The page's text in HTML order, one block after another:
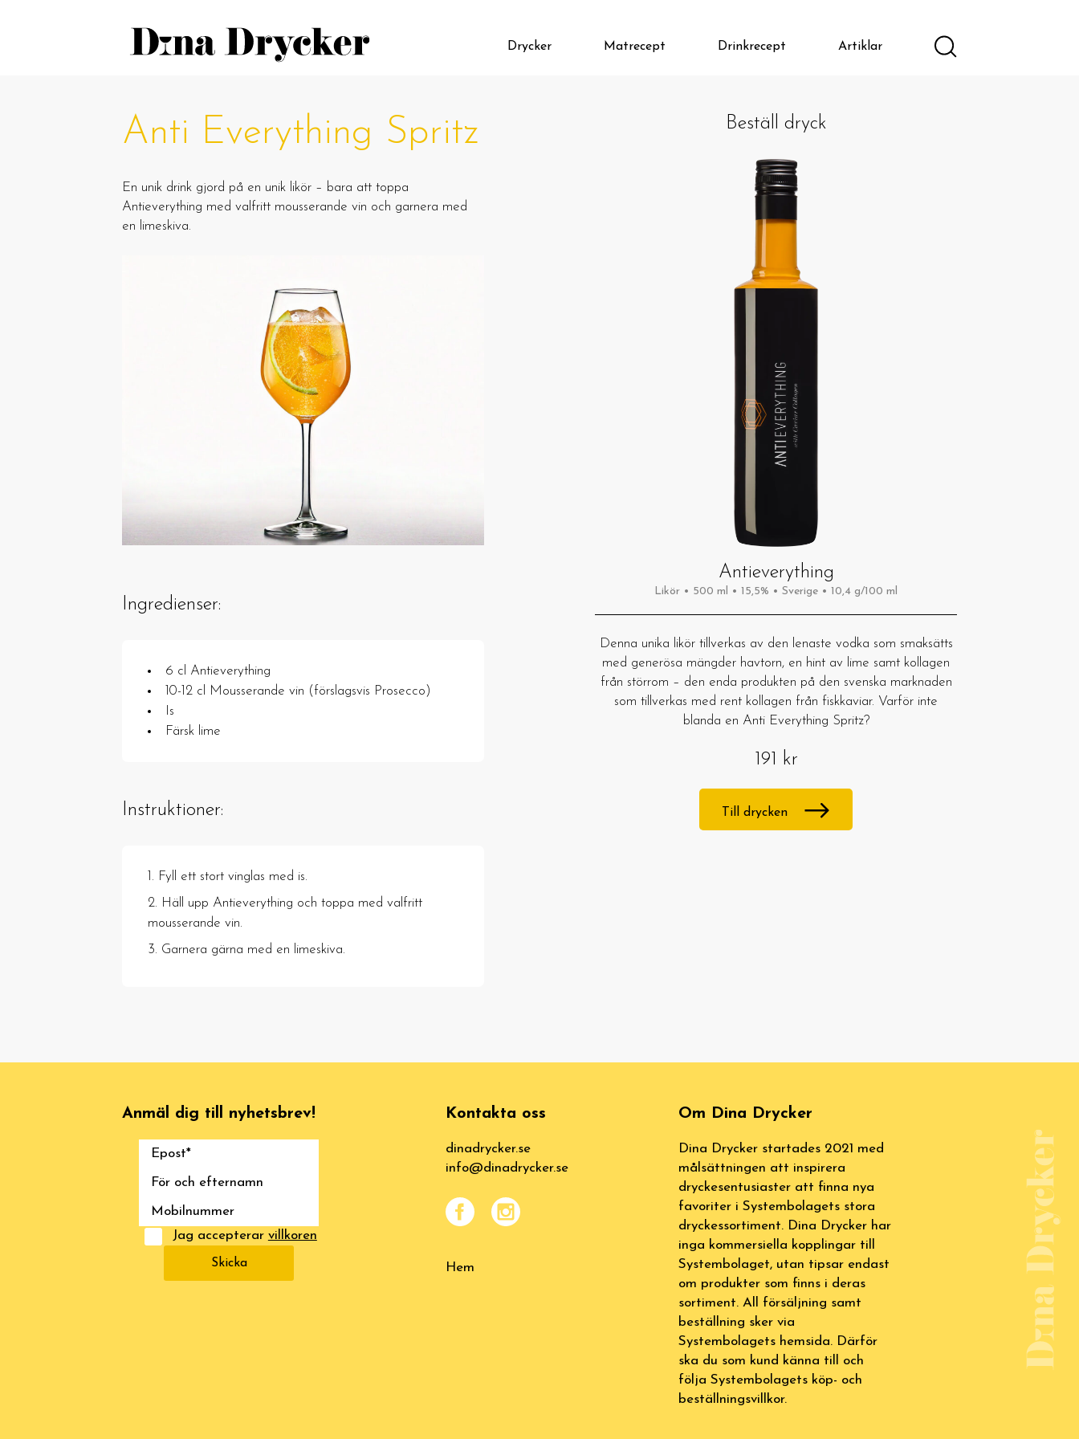
Drycker Matrecept Drinkrecept Artiklar
Anti Everything Spritz
En unik drink gjord på en unik likör – bara att toppa
Antieverything med valfritt mousserande vin och garnera med
en limeskiva.
Ingredienser:
6 cl Antieverything
10-12 cl Mousserande vin (förslagsvis Prosecco)
Is
Färsk lime
Instruktioner:
Fyll ett stort vinglas med is.
Häll upp Antieverything och toppa med valfritt
mousserande vin.
Garnera gärna med en limeskiva.
Beställ dryck
Antieverything
Likör • 500 ml • 15,5% • Sverige • 10,4 g/100 ml
Denna unika likör tillverkas av den lenaste vodka som smaksätts
med generösa mängder havtorn, en hint av lime samt kollagen
från störrom – den enda produkten på den svenska marknaden
som tillverkas med rent kollagen från fiskkaviar. Varför inte
blanda en Anti Everything Spritz?
191 kr
Till drycken
Anmäl dig till nyhetsbrev!
Jag accepterar villkoren
Skicka
Kontakta oss
dinadrycker.se
info@dinadrycker.se
Hem
Om Dina Drycker
Dina Drycker startades 2021 med
målsättningen att inspirera
dryckesentusiaster att finna nya
favoriter i Systembolagets stora
dryckessortiment. Dina Drycker har
inga kommersiella kopplingar till
Systembolaget, utan tipsar endast
om produkter som finns i deras
sortiment. All försäljning samt
beställning sker via
Systembolagets hemsida. Därför
ska du som kund känna till och
följa Systembolagets köp- och
beställningsvillkor.